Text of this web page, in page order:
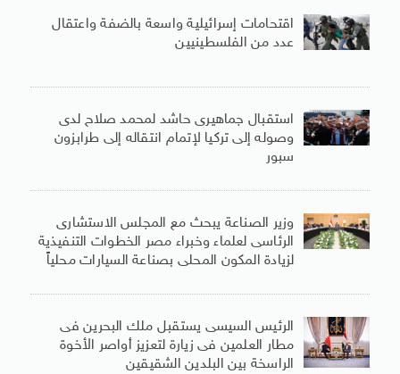
اقتحامات إسرائيلية واسعة بالضفة واعتقال
عدد من الفلسطينيين
استقبال جماهيرى حاشد لمحمد صلاح لدى
وصوله إلى تركيا لإتمام انتقاله إلى طرابزون
سبور
وزير الصناعة يبحث مع المجلس الاستشارى
الرئاسى لعلماء وخبراء مصر الخطوات التنفيذية
لزيادة المكون المحلى بصناعة السيارات محلياً
الرئيس السيسى يستقبل ملك البحرين فى
مطار العلمين فى زيارة لتعزيز أواصر الأخوة
الراسخة بين البلدين الشقيقين